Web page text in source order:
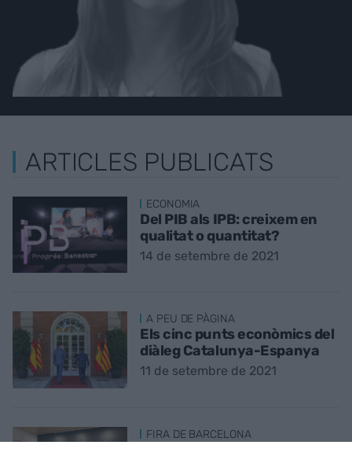
ARTICLES PUBLICATS
ECONOMIA
Del PIB als IPB: creixem en
qualitat o quantitat?
14 de setembre de 2021
A PEU DE PÀGINA
Els cinc punts econòmics del
diàleg Catalunya-Espanya
11 de setembre de 2021
FIRA DE BARCELONA